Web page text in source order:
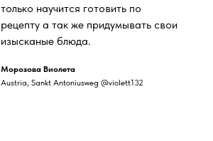
только научится готовить по
рецепту а так же придумывать свои
изысканые блюда.
Морозова Виолета
Austria, Sankt Antoniusweg @violett132